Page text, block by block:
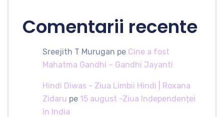
Comentarii recente
Sreejith T Murugan pe Cine a fost
Mahatma Gandhi – Gandhi Jayanti
Hindi Diwas - Ziua Limbii Hindi | Roxana
Zidaru pe 15 august -Ziua Independenței
în India